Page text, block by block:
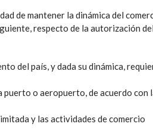
de mantener la dinámica del
respecto de la autorización del
del país, y dada su dinámica,
puerto o aeropuerto, de acuerdo con
y las actividades de comercio